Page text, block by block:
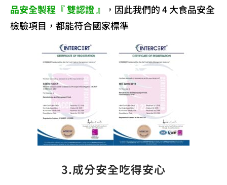
品安全製程『 雙認證 』
，因此我們的 4 大食品安全
檢驗項目，都能符合國家標準
3.成分安全吃得安心